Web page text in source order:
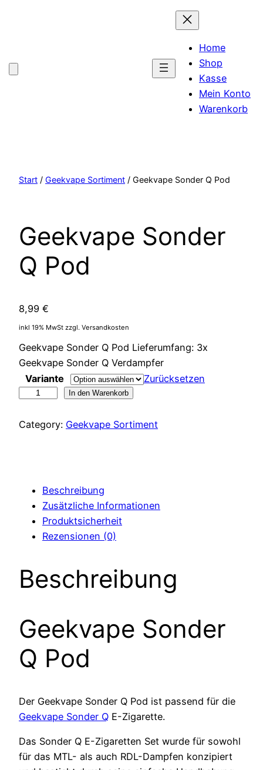
Home
Shop
Kasse
Mein Konto
Warenkorb
Start / Geekvape Sortiment / Geekvape Sonder Q Pod
Geekvape Sonder
Q Pod
8,99 €
inkl 19% MwSt zzgl. Versandkosten
Geekvape Sonder Q Pod Lieferumfang: 3x
Geekvape Sonder Q Verdampfer
Variante
Zurücksetzen
Geekvape
Q
In den Warenkorb
Category: Geekvape Sortiment
Beschreibung
Zusätzliche Informationen
Produktsicherheit
Rezensionen (0)
Beschreibung
Geekvape Sonder
Q Pod
Der Geekvape Sonder Q Pod ist passend für die
Geekvape Sonder Q E-Zigarette.
Das Sonder Q E-Zigaretten Set wurde für sowohl
für das MTL- als auch RDL-Dampfen konzipiert